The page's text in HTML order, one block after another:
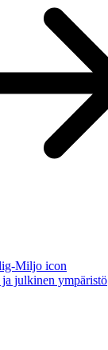
julkinen ympäristö